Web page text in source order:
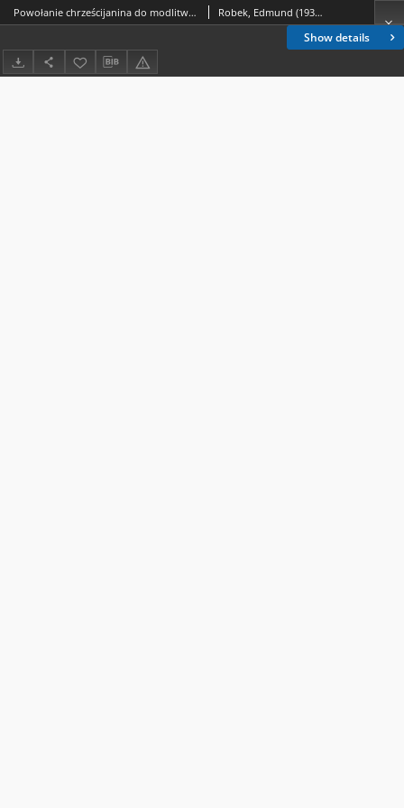
Show details
Powołanie chrześcijanina do modlitwy nieustannej w życiu codziennym : refleksja teologiczna na podstawie "Katechizmu Kościoła Katolickiego" Robek, Edmund (1939- )